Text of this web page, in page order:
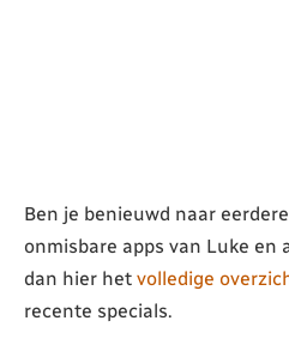
Ben je benieuwd naar
onmisbare apps van Luke en
dan hier het volledige
recente specials.